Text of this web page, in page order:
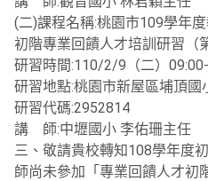
(二)課程名稱:桃園市109學年
初階專業回饋人才培訓研習（
研習時間:110/2/9（二）
研習地點:桃園市新屋區埔頂國
研習代碼:2952814
講 師:中壢國小 李佑珊主任
三、敬請貴校轉知108學年度
師尚未參加「專業回饋人才初